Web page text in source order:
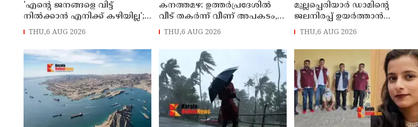
'എന്റെ ജനങ്ങളെ വിട്ട്
നില്‍ക്കാന്‍ എനിക്ക് കഴിയില്ല';
ഡിസംബറില്‍
ഷെയ്ഖ് ഹസീന
THU,6 AUG 2026
കനത്തമഴ: ഉത്തര്‍പ്രദേശില്‍
വീട് തകര്‍ന്ന് വീണ് അപകടം,
രണ്ട് കുട്ടികള്‍ ഉള്‍പ്പടെ 6
THU,6 AUG 2026
മുല്ലപ്പെരിയാര്‍ ഡാമിന്റെ
ജലനിരപ്പ് ഉയര്‍ത്താന്‍
അനുവദിക്കില്ല: മന്ത്രി മോന്‍സ്
THU,6 AUG 2026